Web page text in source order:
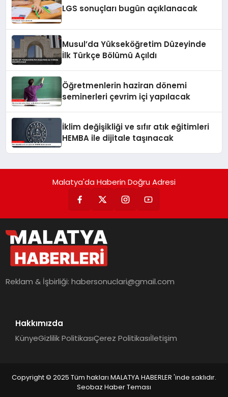
LGS sonuçları bugün açıklanacak
Musul’da Yükseköğretim Düzeyinde
İlk Türkçe Bölümü Açıldı
Öğretmenlerin haziran dönemi
seminerleri çevrim içi yapılacak
İklim değişikliği ve sıfır atık eğitimleri
HEMBA ile dijitale taşınacak
Malatya'da Haberin Doğru Adresi
Reklam & İşbirliği:habersonuclari@gmail.com
Hakkımızda
KünyeGizlilik PolitikasıÇerez Politikasıİletişim
Copyright © 2025 Tüm hakları MALATYA HABERLER 'inde saklıdır.
Seobaz Haber Teması